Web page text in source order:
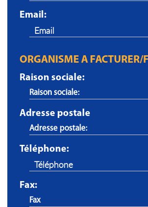
Email:
ORGANISME A FACTURER/
Raison sociale:
Adresse postale
Téléphone:
Fax: